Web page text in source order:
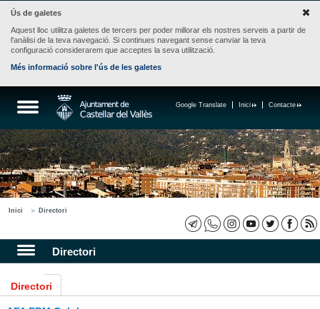
Ús de galetes
Aquest lloc utilitza galetes de tercers per poder millorar els nostres serveis a partir de
l'anàlisi de la teva navegació. Si continues navegant sense canviar la teva
configuració considerarem que acceptes la seva utilització.
Més informació sobre l'ús de les galetes
Contacte
Inici
Google Translate
Inici Directori
Directori
Directori